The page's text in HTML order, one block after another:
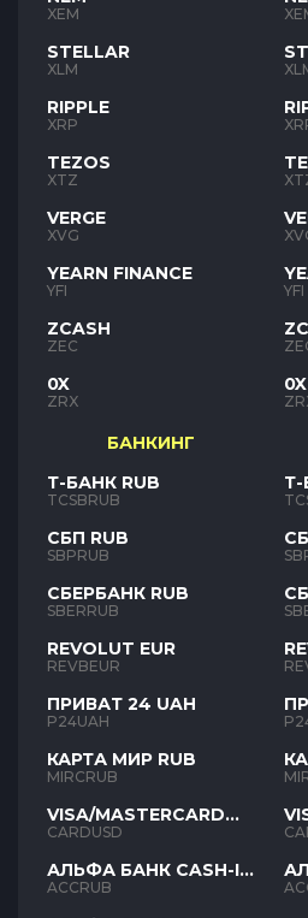
XEM
STELLAR
XLM
RIPPLE
XRP
TEZOS
XTZ
VERGE
XVG
YEARN FINANCE
YFI
ZCASH
ZEC
0X
ZRX
БАНКИНГ
Т-БАНК RUB
TCSBRUB
СБП RUB
SBPRUB
СБЕРБАНК RUB
SBERRUB
REVOLUT EUR
REVBEUR
ПРИВАТ 24 UAH
P24UAH
КАРТА МИР RUB
MIRCRUB
VISA/MASTERCARD
USD
CARDUSD
АЛЬФА БАНК CASH-IN
RUB
ACCRUB
YFI
0X
Т-